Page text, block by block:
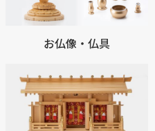
お仏像・仏具